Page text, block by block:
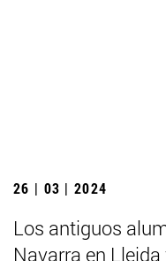
26 | 03 | 2024
Los antiguos
Navarra en